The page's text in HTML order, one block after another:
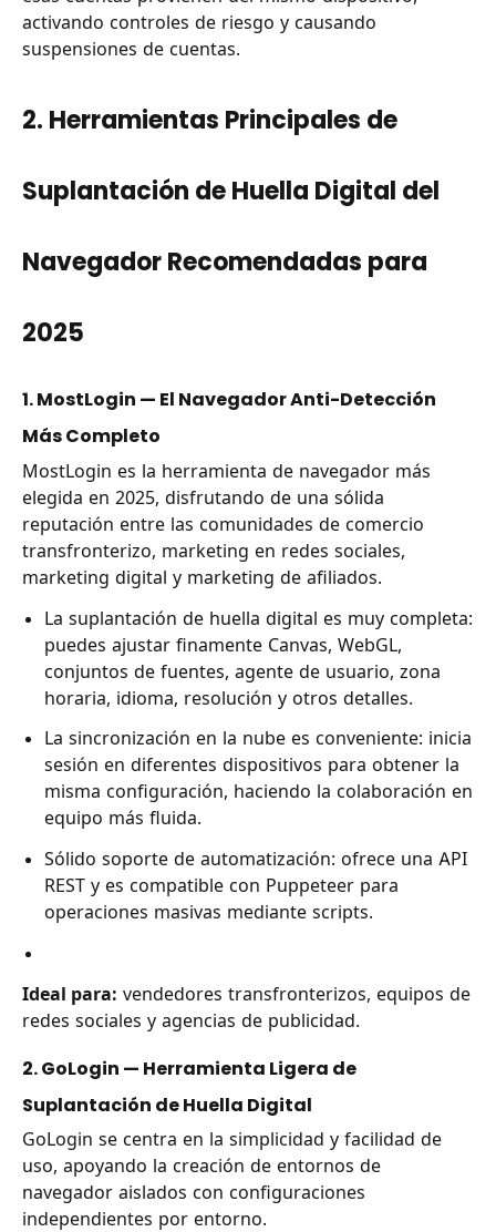
activando controles de riesgo y causando
suspensiones de cuentas.
2. Herramientas Principales de
Suplantación de Huella Digital del
Navegador Recomendadas para
2025
1. MostLogin — El Navegador Anti-Detección
Más Completo
MostLogin es la herramienta de navegador más
elegida en 2025, disfrutando de una sólida
reputación entre las comunidades de comercio
transfronterizo, marketing en redes sociales,
marketing digital y marketing de afiliados.
La suplantación de huella digital es muy completa:
puedes ajustar finamente Canvas, WebGL,
conjuntos de fuentes, agente de usuario, zona
horaria, idioma, resolución y otros detalles.
La sincronización en la nube es conveniente: inicia
sesión en diferentes dispositivos para obtener la
misma configuración, haciendo la colaboración en
equipo más fluida.
Sólido soporte de automatización: ofrece una API
REST y es compatible con Puppeteer para
operaciones masivas mediante scripts.
Ideal para: vendedores transfronterizos, equipos de
redes sociales y agencias de publicidad.
2. GoLogin — Herramienta Ligera de
Suplantación de Huella Digital
GoLogin se centra en la simplicidad y facilidad de
uso, apoyando la creación de entornos de
navegador aislados con configuraciones
independientes por entorno.